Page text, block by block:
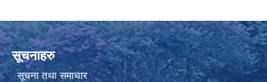
सूचनाहरु
सूचना तथा समाचार